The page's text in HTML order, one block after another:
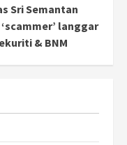
Sri Semantan
langgar
& BNM